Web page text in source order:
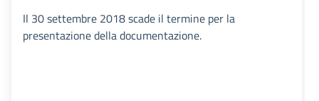
Il 30 settembre 2018 scade il termine per la
presentazione della documentazione.